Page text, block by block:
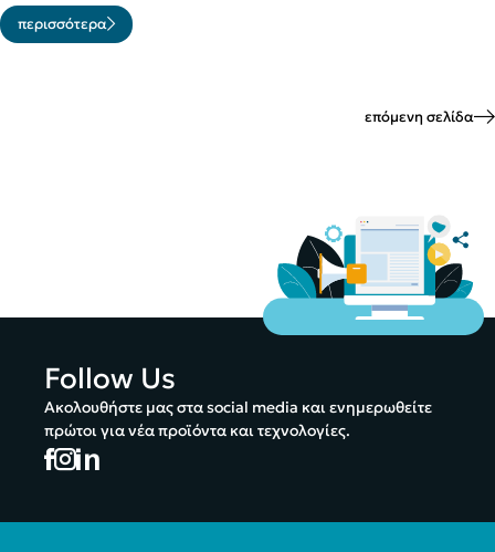
περισσότερα
επόμενη σελίδα
Follow Us
Ακολουθήστε μας στα social media και ενημερωθείτε
πρώτοι για νέα προϊόντα και τεχνολογίες.